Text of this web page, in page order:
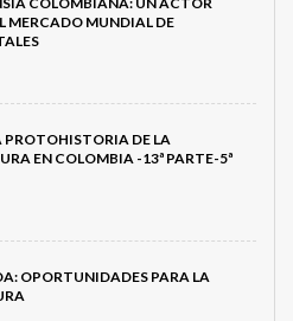
MERCADO MUNDIAL DE
PROTOHISTORIA DE LA
EN COLOMBIA -13ª PARTE-5ª
OPORTUNIDADES PARA LA